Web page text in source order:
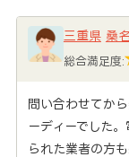
三重県 桑
総合満足度:
問い合わせてか
ーディーでした
られた業者の方